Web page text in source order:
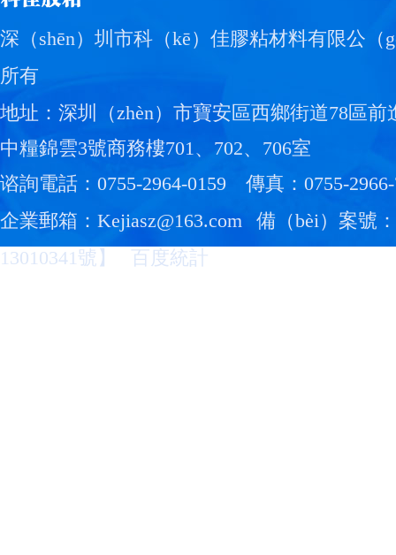
深（shēn）圳市科（kē）佳膠粘材料有限公（
所有
地址：深圳（zhèn）市寶安區西鄉街道78區前
中糧錦雲3號商務樓701、702、706室
谘詢電話：0755-2964-0159
傳真：0755-
企業郵箱：Kejiasz@163.com
備（bèi）案號
13010341號 】 百度統計